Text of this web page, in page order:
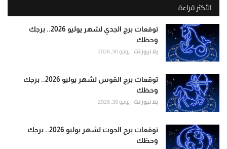
الأكثر قراءة
توقعات برج الجدي لشهر يوليو 2026.. برجك
وحظك
يلا نيوز نت يونيو 30, 2026
توقعات برج القوس لشهر يوليو 2026.. برجك
وحظك
يلا نيوز نت يونيو 30, 2026
توقعات برج الحوت لشهر يوليو 2026.. برجك
وحظك